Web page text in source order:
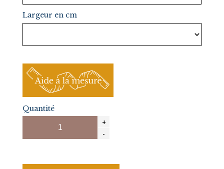
Largeur en cm
Quantité